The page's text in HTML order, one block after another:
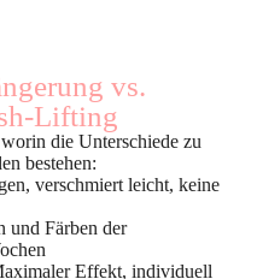
vs.
Lifting
die Unterschiede zu
bestehen:
verschmiert leicht, keine
und Färben der
Effekt, individuell